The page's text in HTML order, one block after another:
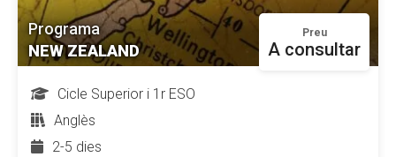
Programa
NEW ZEALAND
Preu
A consultar
Cicle Superior i 1r ESO
Anglès
2-5 dies